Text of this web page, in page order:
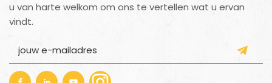
u van harte welkom om ons te vertellen wat u ervan
vindt.